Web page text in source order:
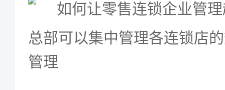
总部可以集中管理各连锁店
管理